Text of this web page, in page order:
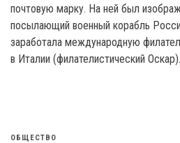
почтовую марку. На ней был
посылающий военный корабль
заработала международную
в Италии (филателистический Оскар).
ОБЩЕСТВО